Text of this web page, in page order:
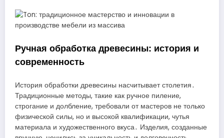
Ручная обработка древесины: история и
современность
История обработки древесины насчитывает столетия․
Традиционные методы, такие как ручное пиление,
строгание и долбление, требовали от мастеров не только
физической силы, но и высокой квалификации, чутья
материала и художественного вкуса․ Изделия, созданные